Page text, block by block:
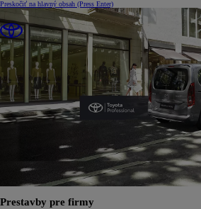
Preskočiť na hlavný obsah (Press Enter)
Prestavby pre firmy